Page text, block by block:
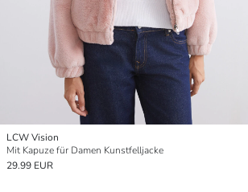
LCW Vision
Mit Kapuze für Damen Kunstfelljacke
29.99 EUR